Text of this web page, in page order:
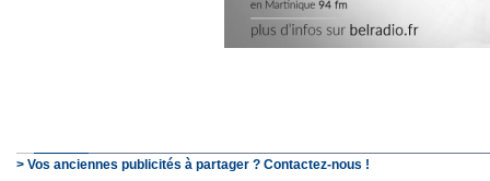
> Vos anciennes publicités à partager ? Contactez-nous !